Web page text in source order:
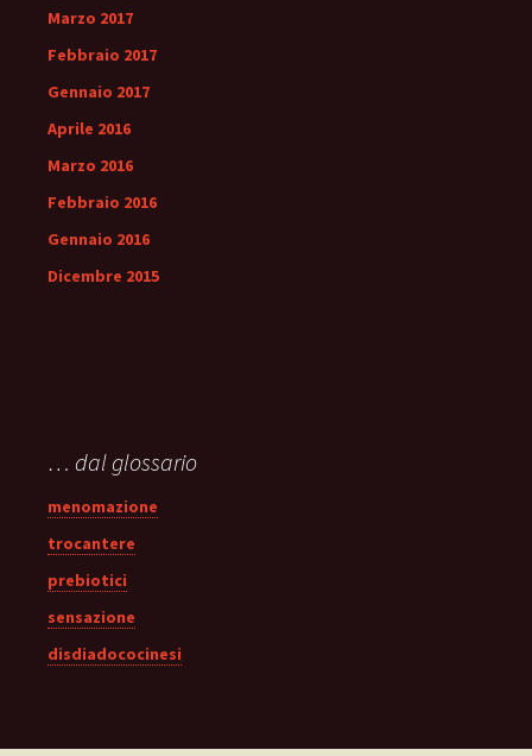
Marzo 2017
Febbraio 2017
Gennaio 2017
Aprile 2016
Marzo 2016
Febbraio 2016
Gennaio 2016
Dicembre 2015
… dal glossario
menomazione
trocantere
prebiotici
sensazione
disdiadococinesi